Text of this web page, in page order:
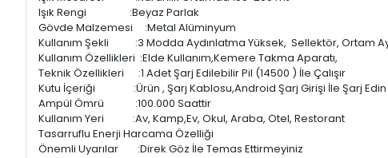
Işık Rengi :Beyaz Parlak
Gövde Malzemesi :Metal Alüminyum
Kullanım Şekli :3 Modda Aydınlatma Yüksek, Sellektör, Ortam
Kullanım Özellikleri :Elde Kullanım,Kemere Takma Aparatı,
Teknik Özellikleri :1 Adet Şarj Edilebilir Pil (14500 ) İle Çalışır
Kutu İçeriği :Ürün , Şarj Kablosu,Android Şarj Girişi İle Şarj Edin
Ampül Ömrü :100.000 Saattir
Kullanım Yeri :Av, Kamp,Ev, Okul, Araba, Otel, Restorant
Tasarruflu Enerji Harcama Özelliği
Önemli Uyarılar :Direk Göz İle Temas Ettirmeyiniz